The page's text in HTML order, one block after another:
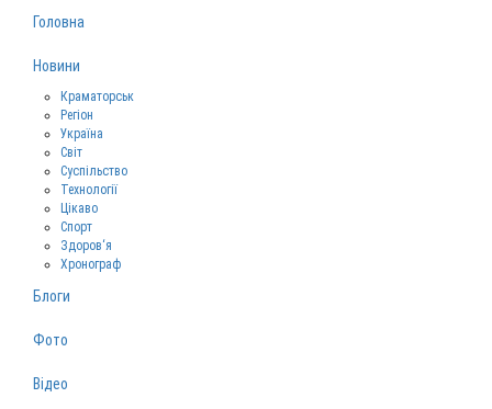
Головна
Новини
Краматорськ
Регіон
Україна
Світ
Суспільство
Технології
Цікаво
Спорт
Здоров‘я
Хронограф
Блоги
Фото
Відео